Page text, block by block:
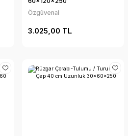
Özgüvenal
3.025,00 TL